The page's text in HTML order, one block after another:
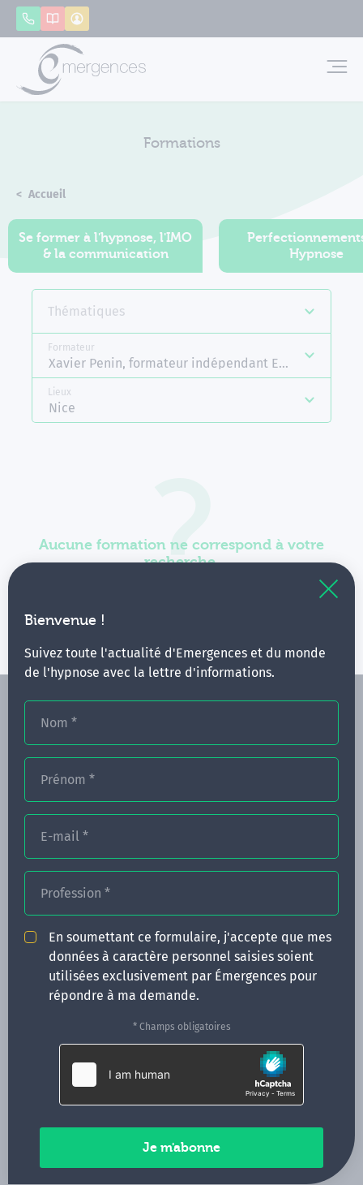
Bienvenue !
Suivez toute l'actualité d'Emergences et du monde
de l'hypnose avec la lettre d'informations.
Nom *
Prénom *
E-mail *
Profession *
En soumettant ce formulaire, j'accepte que mes
données à caractère personnel saisies soient
utilisées exclusivement par Émergences pour
répondre à ma demande.
* Champs obligatoires
AppelerCatalogue
Formations
Accueil
Se former à l'hypnose, l'IMO
& la communication
Hypnose
Thématiques
Formateur
Xavier Penin, formateur indépendant Emergences
Lieux
Nice
Aucune formation ne correspond à votre
recherche.
Vous pouvez renouveler votre requête en élargissant
CONGRÈS
ACTUALITÉS
INFOS PRATIQUES
Qui sommes-nous ?
CONTACT
35000 Rennes
02 99 05 25 47
Contactez-nous
Paiements sécurisés
Panneau de gestion des cookies